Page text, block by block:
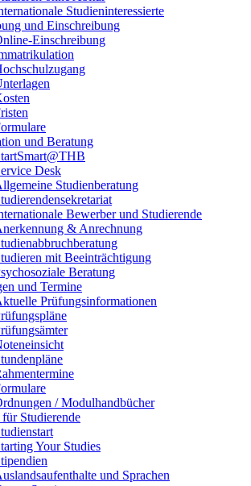
Studieninteressierte
und Einschreibung
Einschreibung
und Beratung
Desk
Studienberatung
Bewerber und Studierende
& Anrechnung
mit Beeinträchtigung
Beratung
und Termine
Prüfungsinformationen
/ Modulhandbücher
für Studierende
Your Studies
und Sprachen